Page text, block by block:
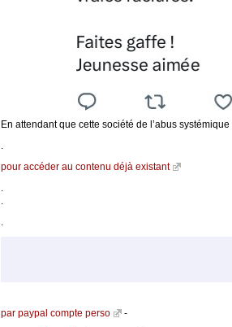
En attendant que cette société de l’abus
.
pour accéder au contenu déjà existant
.
.
.
par paypal compte perso
-